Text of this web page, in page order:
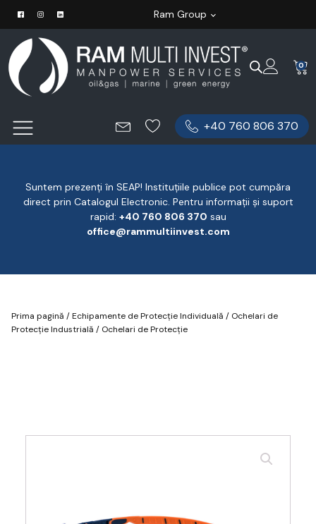
Ram Group
0
+40 760 806 370
Suntem prezenți în SEAP! Instituțiile publice pot cumpăra
direct prin Catalogul Electronic. Pentru informații și suport
rapid: ‪+40 760 806 370 ‬ sau
office@rammultiinvest.com
Prima pagină /Echipamente de Protecție Individuală / Ochelari de
Protecție Industrială / Ochelari de Protecție